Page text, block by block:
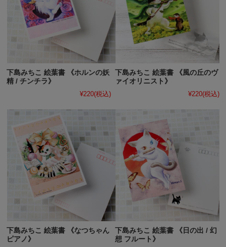
下島みちこ 絵葉書 《ホルンの妖
精 / チンチラ》
¥220(税込)
下島みちこ 絵葉書 《風の丘のヴ
ァイオリニスト》
¥220(税込)
下島みちこ 絵葉書 《なつちゃん
ピアノ》
下島みちこ 絵葉書 《日の出 / 幻
想 フルート》